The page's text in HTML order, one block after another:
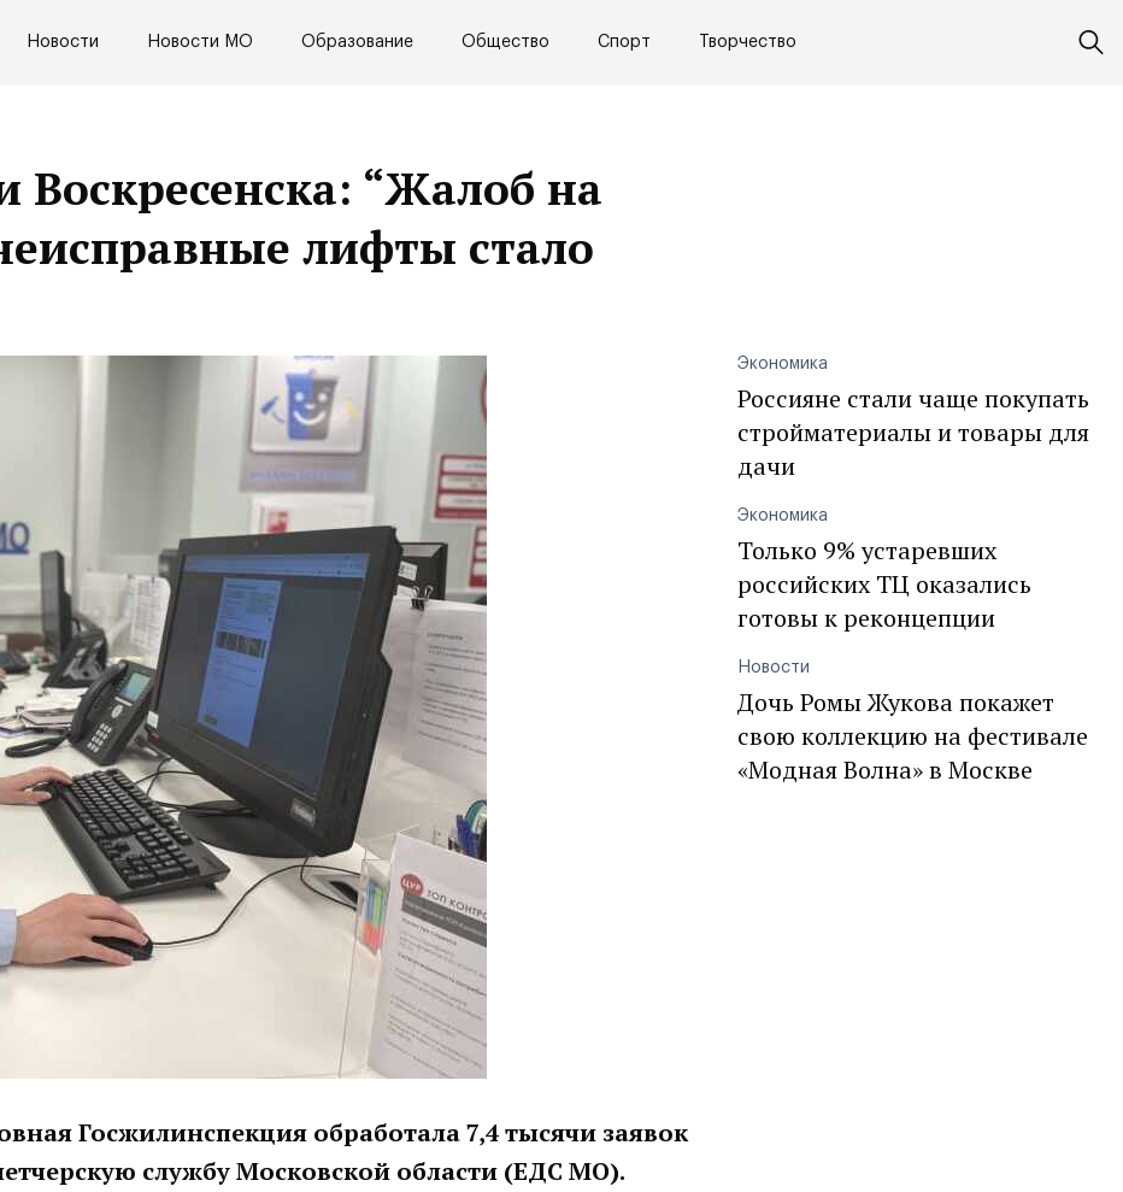
Новости Новости МО Образование Общество Спорт Творчество
“Жалоб на
лифты стало
Госжилинспекция обработала 7,4 тысячи заявок
службу Московской области (ЕДС МО).
Экономика
Россияне стали чаще покупать
стройматериалы и товары для
дачи
Экономика
Только 9% устаревших
российских ТЦ оказались
готовы к реконцепции
Новости
Дочь Ромы Жукова покажет
свою коллекцию на фестивале
«Модная Волна» в Москве